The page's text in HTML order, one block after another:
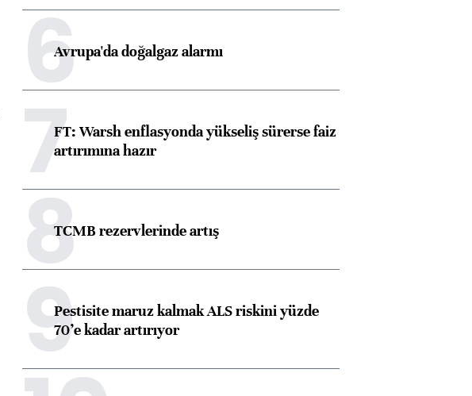
6Avrupa'da doğalgaz alarmı
7FT: Warsh enflasyonda yükseliş sürerse faiz
artırımına hazır
8TCMB rezervlerinde artış
9Pestisite maruz kalmak ALS riskini yüzde
70’e kadar artırıyor